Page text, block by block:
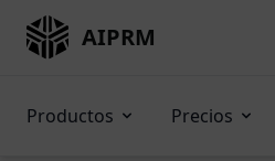
AIPRM
Productos Precios